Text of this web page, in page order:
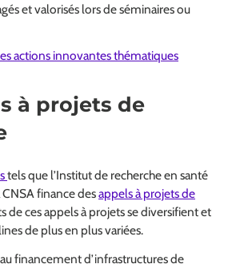
et valorisés lors de séminaires ou
actions innovantes thématiques
à projets de
tels que l’Institut de recherche en santé
finance desappels à projets de
de ces appels à projets se diversifient et
de plus en plus variées.
financement d’infrastructures de